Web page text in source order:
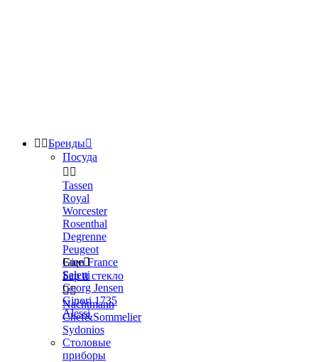
 Бренды
Посуда
 
Tassen
Royal
Worcester
Rosenthal
Degrenne
Peugeot
Gien France
Seletti
Georg Jensen
Ginori 1735
Alessi
Еще
Бар и стекло

Nachtmann
Chef&Sommelier
Sydonios
Столовые
приборы